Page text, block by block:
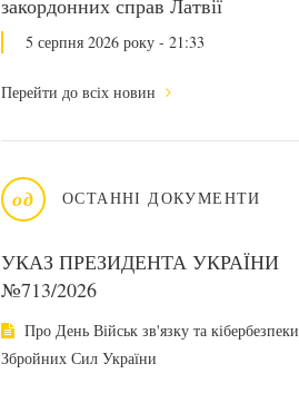
закордонних справ Латвії
5 серпня 2026 року - 21:33
Перейти до всіх новин
од ОСТАННІ ДОКУМЕНТИ
УКАЗ ПРЕЗИДЕНТА УКРАЇНИ
№713/2026
Про День Військ зв'язку та кібербезпеки
Збройних Сил України